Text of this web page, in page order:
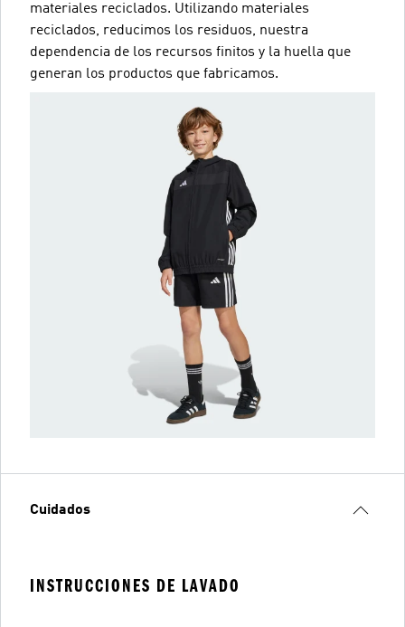
materiales reciclados. Utilizando materiales
reciclados, reducimos los residuos, nuestra
dependencia de los recursos finitos y la huella que
generan los productos que fabricamos.
Cuidados
INSTRUCCIONES DE LAVADO